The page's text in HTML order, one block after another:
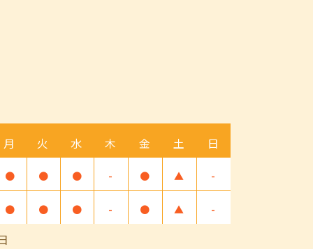
月 火 水 木 金 土 日
● ● ● - ● ▲ -
● ● ● - ● ▲ -